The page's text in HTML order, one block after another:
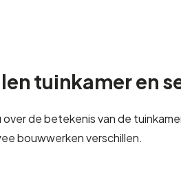
tuinkamer en
over de betekenis van de
bouwwerken verschillen.